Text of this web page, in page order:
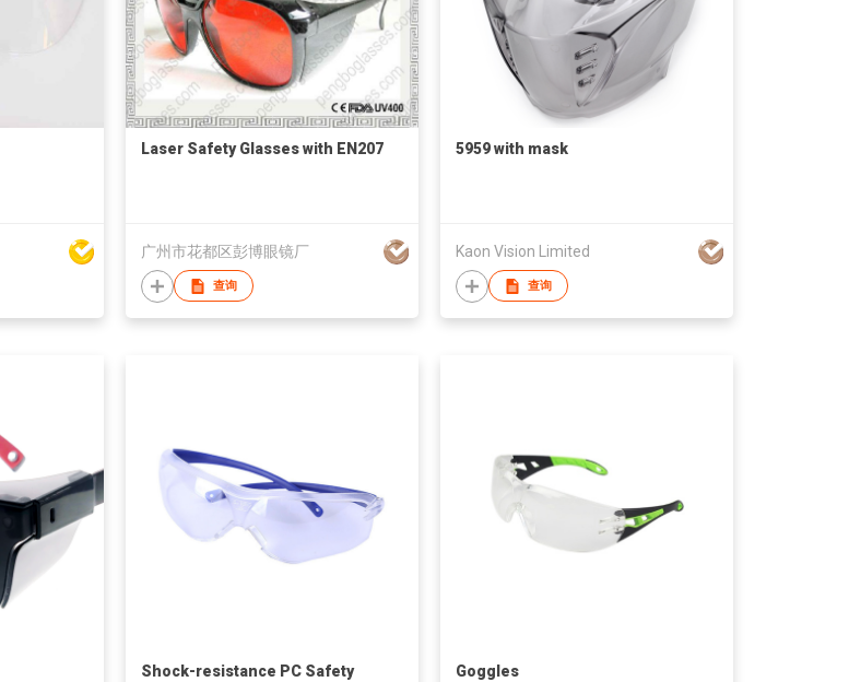
Laser Safety Glasses with EN207
广州市花都区彭博眼镜厂
查询
5959 with mask
Kaon Vision Limited
查询
Shock-resistance PC Safety
Goggles